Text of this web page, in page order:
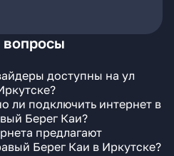
доступны на ул
ли подключить интернет в
Берег Каи?
предлагают
Берег Каи в Иркутске?